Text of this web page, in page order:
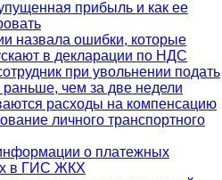
прибыль и как ее
назвала ошибки, которые
в декларации по НДС
при увольнении подать
раньше, чем за две недели
расходы на компенсацию
личного транспортного
о платежных
в ГИС ЖКХ